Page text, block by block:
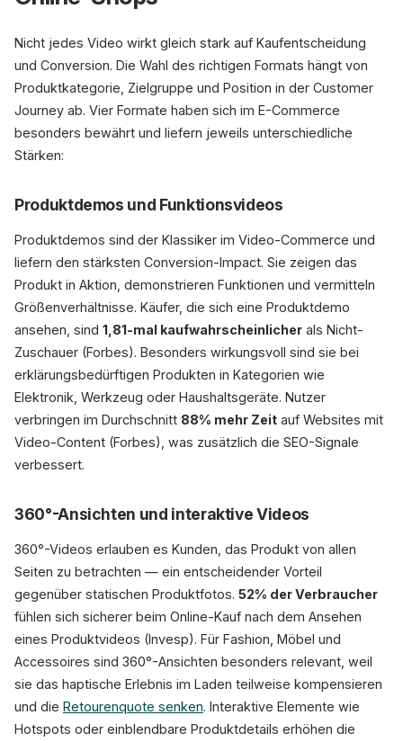
Nicht jedes Video wirkt gleich stark auf Kaufentscheidung
und Conversion. Die Wahl des richtigen Formats hängt von
Produktkategorie, Zielgruppe und Position in der Customer
Journey ab. Vier Formate haben sich im E-Commerce
besonders bewährt und liefern jeweils unterschiedliche
Stärken:
Produktdemos und Funktionsvideos
Produktdemos sind der Klassiker im Video-Commerce und
liefern den stärksten Conversion-Impact. Sie zeigen das
Produkt in Aktion, demonstrieren Funktionen und vermitteln
Größenverhältnisse. Käufer, die sich eine Produktdemo
ansehen, sind 1,81-mal kaufwahrscheinlicher als Nicht-
Zuschauer (Forbes). Besonders wirkungsvoll sind sie bei
erklärungsbedürftigen Produkten in Kategorien wie
Elektronik, Werkzeug oder Haushaltsgeräte. Nutzer
verbringen im Durchschnitt 88% mehr Zeit auf Websites mit
Video-Content (Forbes), was zusätzlich die SEO-Signale
verbessert.
360°-Ansichten und interaktive Videos
360°-Videos erlauben es Kunden, das Produkt von allen
Seiten zu betrachten — ein entscheidender Vorteil
gegenüber statischen Produktfotos. 52% der Verbraucher
fühlen sich sicherer beim Online-Kauf nach dem Ansehen
eines Produktvideos (Invesp). Für Fashion, Möbel und
Accessoires sind 360°-Ansichten besonders relevant, weil
sie das haptische Erlebnis im Laden teilweise kompensieren
und die Retourenquote senken. Interaktive Elemente wie
Hotspots oder einblendbare Produktdetails erhöhen die